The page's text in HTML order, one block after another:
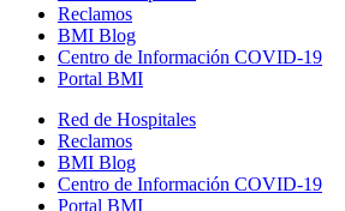
Reclamos
BMI Blog
Centro de Información COVID-19
Portal BMI
Red de Hospitales
Reclamos
BMI Blog
Centro de Información COVID-19
Portal BMI